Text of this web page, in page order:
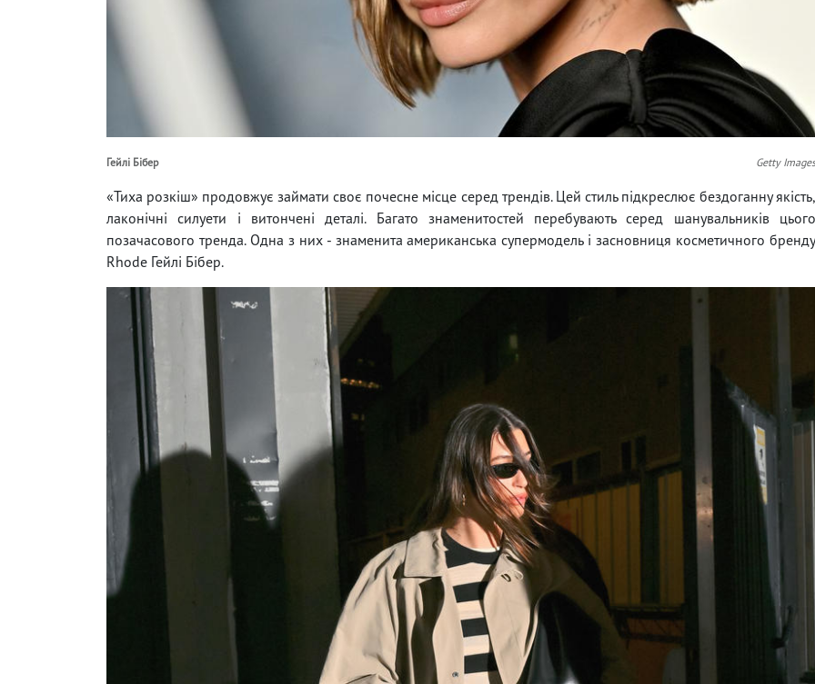
Гейлі Бібер Getty Images
«Тиха розкіш» продовжує займати своє почесне місце серед трендів. Цей стиль підкреслює бездоганну якість,
лаконічні силуети і витончені деталі. Багато знаменитостей перебувають серед шанувальників цього
позачасового тренда. Одна з них - знаменита американська супермодель і засновниця косметичного бренду
Rhode Гейлі Бібер.